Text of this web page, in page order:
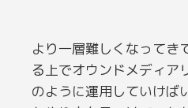
より一層難しくなってき
る上でオウンドメディア
のように運用していけば